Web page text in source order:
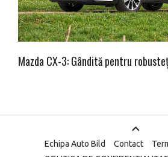
Mazda CX-3: Gândită pentru
Echipa Auto Bild Contact